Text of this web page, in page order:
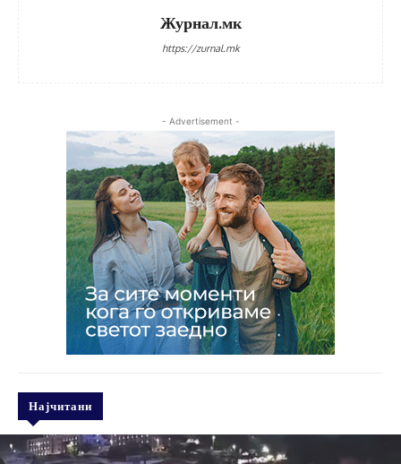
Журнал.мк
https://zurnal.mk
- Advertisement -
Најчитани